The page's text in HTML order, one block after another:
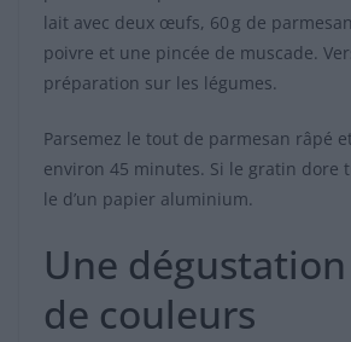
lait avec deux œufs, 60 g de
poivre et une pincée de muscade.
préparation sur les légumes.
Parsemez le tout de parmesan râpé
environ 45 minutes. Si le gratin dore
le d’un papier aluminium.
Une
de couleurs